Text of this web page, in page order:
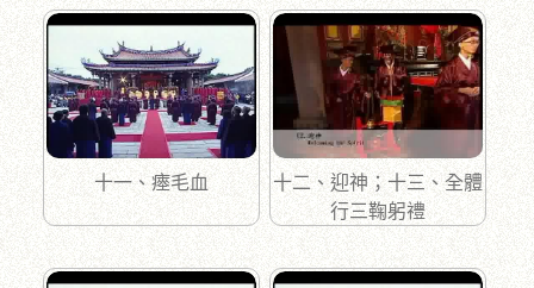
十一、瘞毛血
十二、迎神；十三、全體
行三鞠躬禮